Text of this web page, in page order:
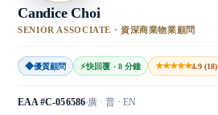
Candice Choi
SENIOR ASSOCIATE · 資深商業物業顧問
◆優質顧問 ⚡快回覆 · 8 分鐘 ★★★★★4.9 (18)
EAA #C-056586 廣 · 普 · EN